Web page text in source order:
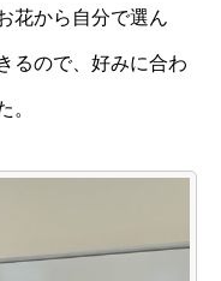
花から自分で選ん
るので、好みに合わ
。